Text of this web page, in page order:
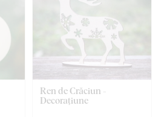
Ren de Crăciun -
Decorațiune